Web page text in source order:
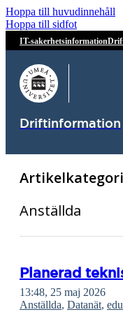
Hoppa till huvudinnehåll
Hoppa till sidfot
IT-sakerhetsinformation
Driftinformation
Anställda
Planerad
13:48, 25 maj 2026
Anställda, Datanät,